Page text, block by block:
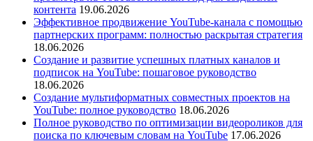
контента 19.06.2026
Эффективное продвижение YouTube-канала с помощью
партнерских программ: полностью раскрытая стратегия
18.06.2026
Создание и развитие успешных платных каналов и
подписок на YouTube: пошаговое руководство
18.06.2026
Создание мультиформатных совместных проектов на
YouTube: полное руководство 18.06.2026
Полное руководство по оптимизации видеороликов для
поиска по ключевым словам на YouTube 17.06.2026